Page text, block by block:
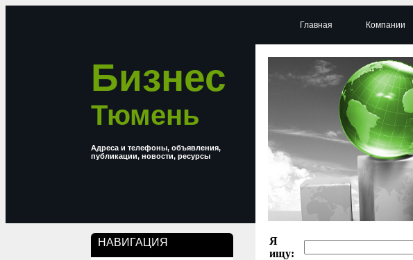
Бизнес
Тюмень
Адреса и телефоны, объявления,
публикации, новости, ресурсы
НАВИГАЦИЯ
Главная Компании
Я
ищу: